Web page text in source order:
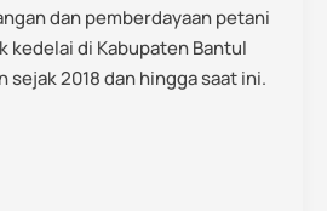
dan pemberdayaan petani
kedelai di Kabupaten Bantul
sejak 2018 dan hingga saat ini.